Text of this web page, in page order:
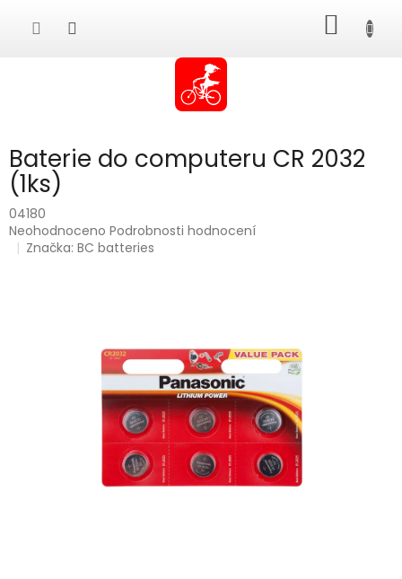
KOŠÍK
Baterie do computeru CR 2032
(1ks)
04180
Průměrné
hodnocení
Neohodnoceno Podrobnosti hodnocení
Značka:BC batteries